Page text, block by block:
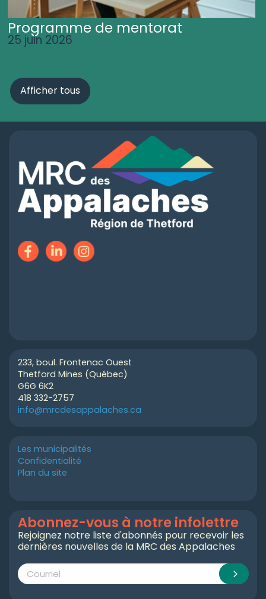
Programme de mentorat
25 juin 2026
Afficher tous
233, boul. Frontenac Ouest
Thetford Mines (Québec)
G6G 6K2
418 332-2757
info@mrcdesappalaches.ca
Les municipalités
Confidentialité
Plan du site
Abonnez-vous à notre infolettre
Rejoignez notre liste d'abonnés pour recevoir les
dernières nouvelles de la MRC des Appalaches